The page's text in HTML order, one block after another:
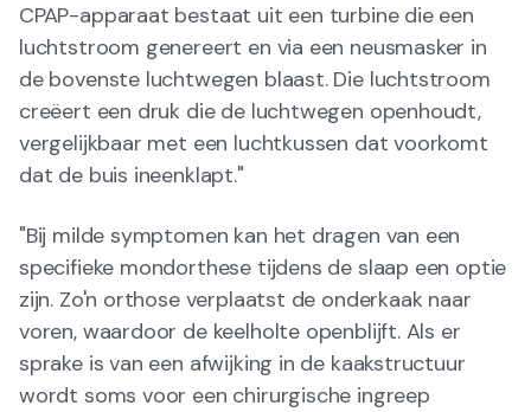
CPAP-apparaat bestaat uit een turbine die een
luchtstroom genereert en via een neusmasker in
de bovenste luchtwegen blaast. Die luchtstroom
creëert een druk die de luchtwegen openhoudt,
vergelijkbaar met een luchtkussen dat voorkomt
dat de buis ineenklapt."
"Bij milde symptomen kan het dragen van een
specifieke mondorthese tijdens de slaap een optie
zijn. Zo'n orthose verplaatst de onderkaak naar
voren, waardoor de keelholte openblijft. Als er
sprake is van een afwijking in de kaakstructuur
wordt soms voor een chirurgische ingreep